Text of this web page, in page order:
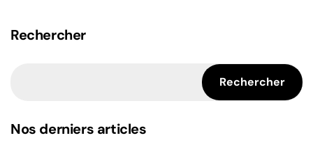
Rechercher
Rechercher
Nos derniers articles